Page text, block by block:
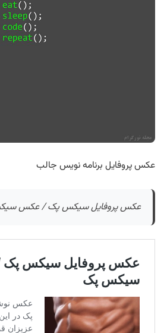
عکس پروفایل برنامه نویس جالب
عکس پروفایل سیکس پک / عکس